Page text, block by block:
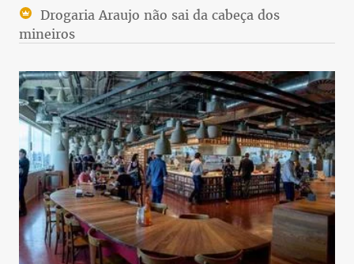
Drogaria Araujo não sai da cabeça dos
mineiros